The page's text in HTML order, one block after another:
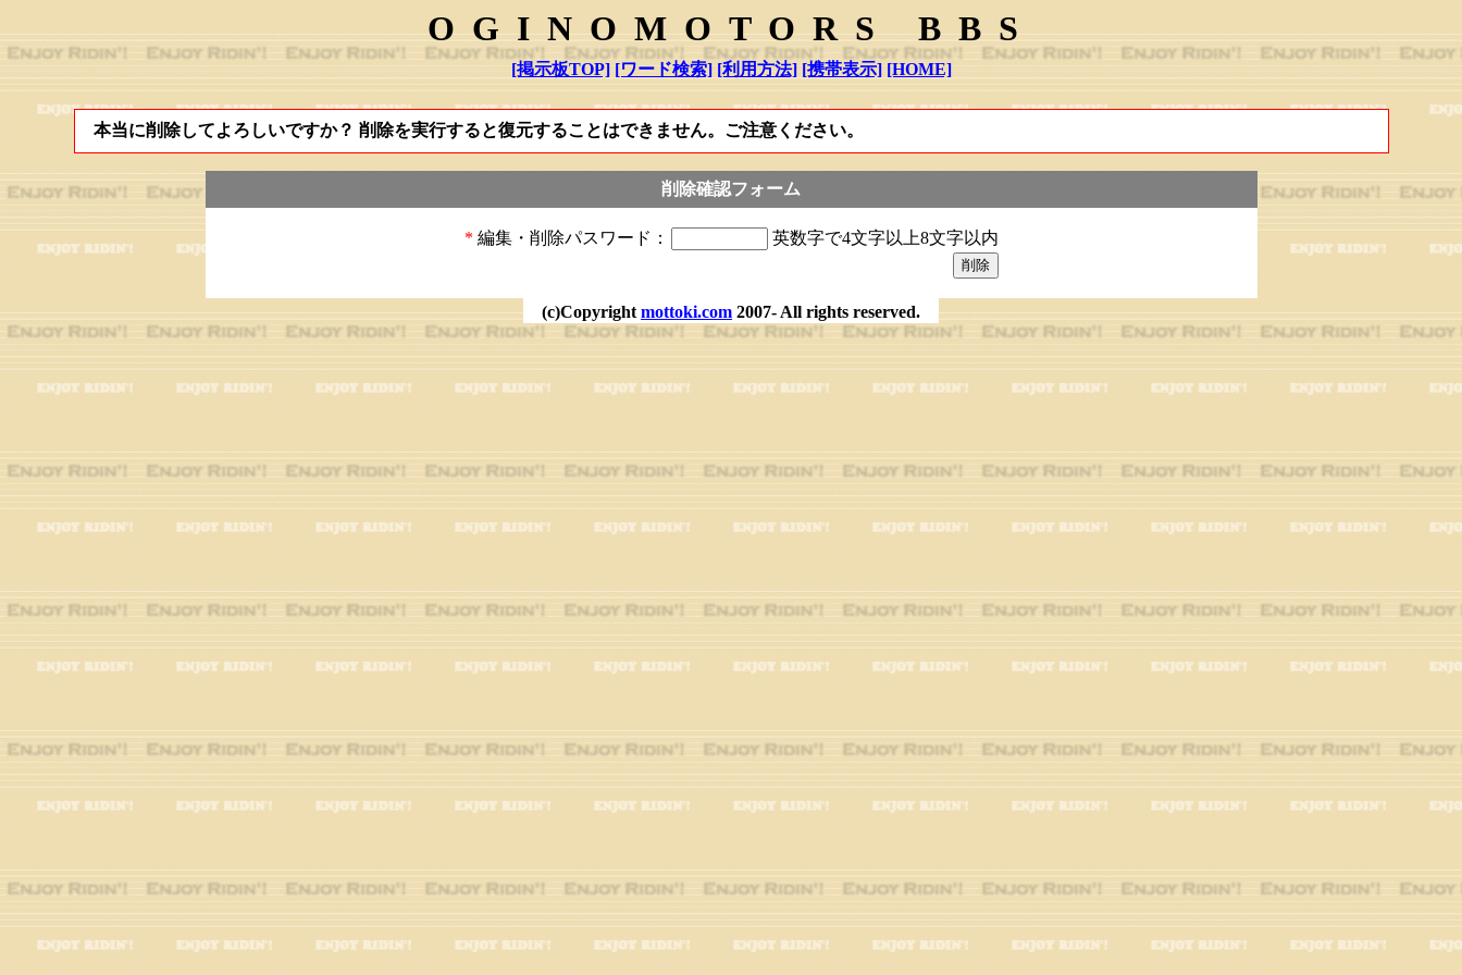
OGINOMOTORS BBS
[掲示板TOP] [ワード検索] [利用方法] [携帯表示] [HOME]
本当に削除してよろしいですか？ 削除を実行すると復元することはできません。ご注意ください。
削除確認フォーム
* 編集・削除パスワード： 英数字で4文字以上8文字以内
(c)Copyright mottoki.com 2007- All rights reserved.